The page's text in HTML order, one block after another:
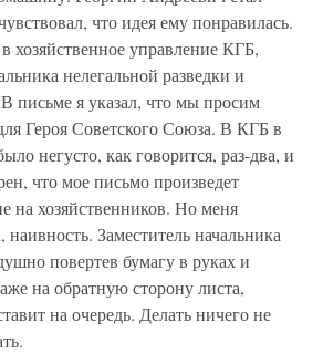
что идея ему понравилась.
хозяйственное управление КГБ,
нелегальной разведки и
письме я указал, что мы просим
Героя Советского Союза. В КГБ в
негусто, как говорится, раз-два, и
что мое письмо произведет
на хозяйственников. Но меня
наивность. Заместитель начальника
повертев бумагу в руках и
на обратную сторону листа,
на очередь. Делать ничего не